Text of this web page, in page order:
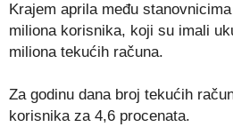
Krajem aprila među
miliona korisnika, koji su imali
miliona tekućih računa.
Za godinu dana broj tekućih
korisnika za 4,6 procenata.